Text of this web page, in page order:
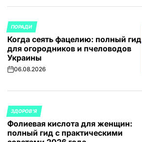
ОПУБЛИКОВАНО
В
ПОРАДИ
Когда сеять фацелию: полный гид
для огородников и пчеловодов
Украины
on06.08.2026
ОПУБЛИКОВАНО
В
ЗДОРОВ'Я
Фолиевая кислота для женщин:
полный гид с практическими